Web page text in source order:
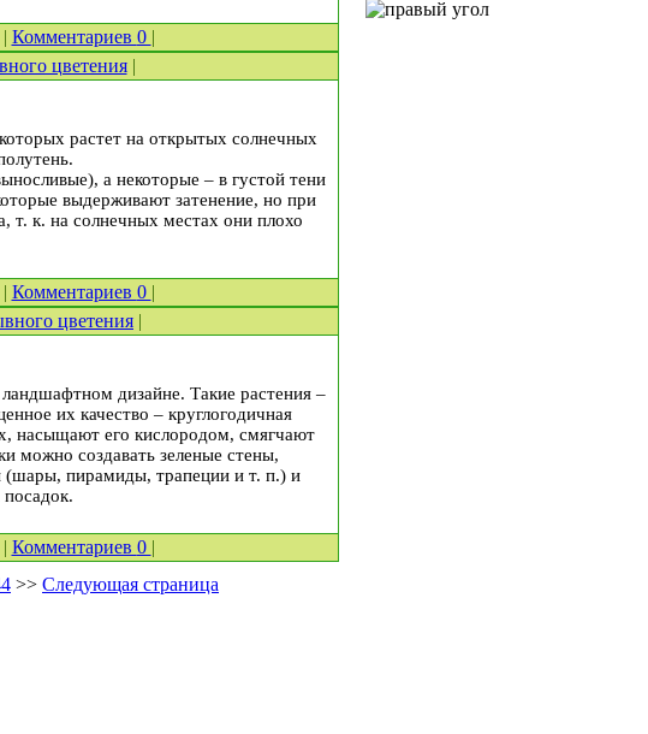
Комментариев 0 |
цветения|
растет на открытых солнечных
а некоторые – в густой тени
выдерживают затенение, но при
т. к. на солнечных местах они плохо
Комментариев 0 |
цветения |
дизайне. Такие растения –
их качество – круглогодичная
насыщают его кислородом, смягчают
можно создавать зеленые стены,
(шары, пирамиды, трапеции и т. п.) и
Комментариев 0 |
>> Следующая страница